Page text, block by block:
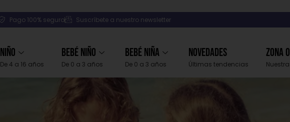
Pago 100% seguro Suscríbete a nuestro newsletter
Niño
De 4 a 16 años
Bebé Niño
De 0 a 3 años
Bebé Niña
De 0 a 3 años
Novedades
Últimas tendencias
Zona